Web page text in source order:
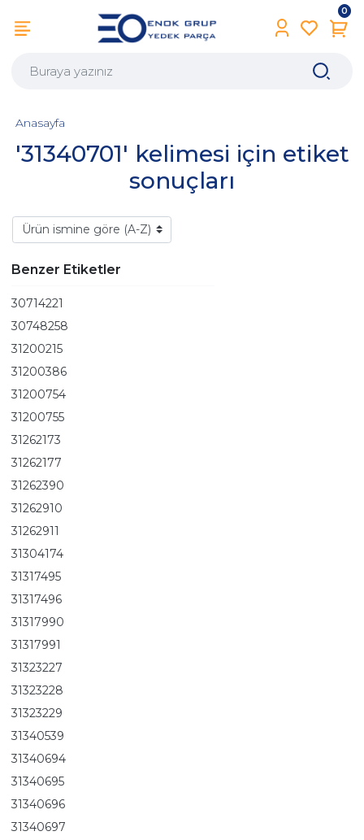
0
'31340701' kelimesi için etiket
sonuçları
Anasayfa
Benzer Etiketler
30714221
30748258
31200215
31200386
31200754
31200755
31262173
31262177
31262390
31262910
31262911
31304174
31317495
31317496
31317990
31317991
31323227
31323228
31323229
31340539
31340694
31340695
31340696
31340697